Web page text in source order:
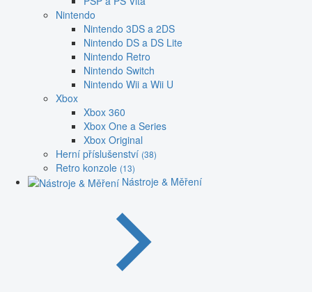
Nintendo
Nintendo 3DS a 2DS
Nintendo DS a DS Lite
Nintendo Retro
Nintendo Switch
Nintendo Wii a Wii U
Xbox
Xbox 360
Xbox One a Series
Xbox Original
Herní příslušenství (38)
Retro konzole (13)
Nástroje & Měření